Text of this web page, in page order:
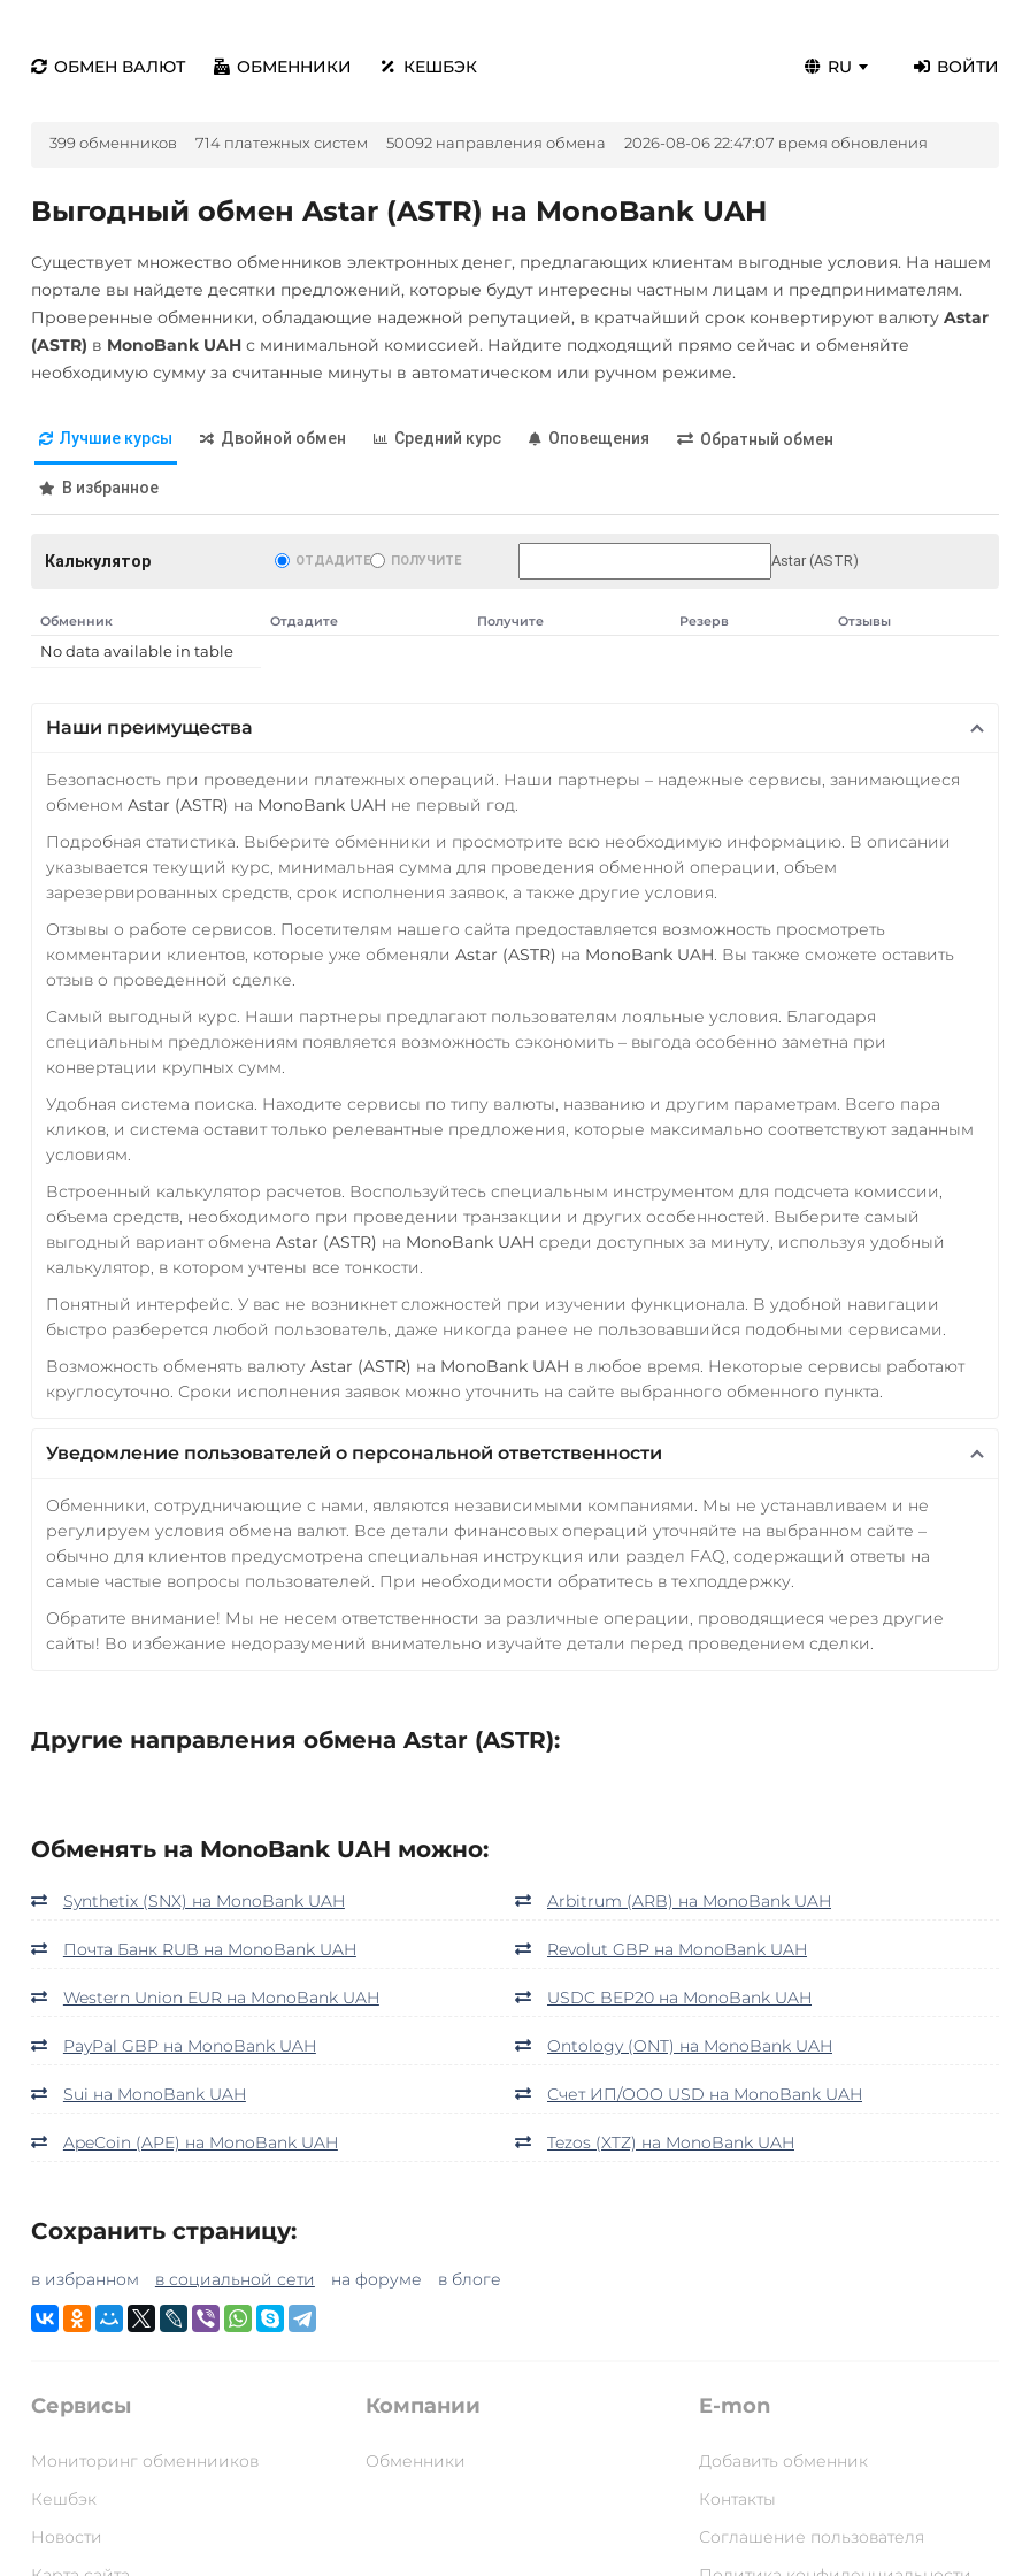
ОБМЕН ВАЛЮТ ОБМЕННИКИ КЕШБЭК RU ВОЙТИ
399 обменников 714 платежных систем 50092 направления обмена 2026-08-06 22:47:07 время обновления
Выгодный обмен Astar (ASTR) на MonoBank UAH
Существует множество обменников электронных денег, предлагающих клиентам выгодные условия. На нашем
портале вы найдете десятки предложений, которые будут интересны частным лицам и предпринимателям.
Проверенные обменники, обладающие надежной репутацией, в кратчайший срок конвертируют валюту Astar
(ASTR) в MonoBank UAHс минимальной комиссией. Найдите подходящий прямо сейчас и обменяйте
необходимую сумму за считанные минуты в автоматическом или ручном режиме.
Лучшие курсы Двойной обмен Средний курс Оповещения Обратный обмен
В избранное
Калькулятор ОТДАДИТЕ ПОЛУЧИТЕ Astar (ASTR)
Обменник Отдадите Получите Резерв Отзывы
No data available in table
Наши преимущества
Безопасность при проведении платежных операций. Наши партнеры – надежные сервисы, занимающиеся
обменом Astar (ASTR) на MonoBank UAH не первый год.
Подробная статистика. Выберите обменники и просмотрите всю необходимую информацию. В описании
указывается текущий курс, минимальная сумма для проведения обменной операции, объем
зарезервированных средств, срок исполнения заявок, а также другие условия.
Отзывы о работе сервисов. Посетителям нашего сайта предоставляется возможность просмотреть
комментарии клиентов, которые уже обменяли Astar (ASTR) на MonoBank UAH. Вы также сможете оставить
отзыв о проведенной сделке.
Самый выгодный курс. Наши партнеры предлагают пользователям лояльные условия. Благодаря
специальным предложениям появляется возможность сэкономить – выгода особенно заметна при
конвертации крупных сумм.
Удобная система поиска. Находите сервисы по типу валюты, названию и другим параметрам. Всего пара
кликов, и система оставит только релевантные предложения, которые максимально соответствуют заданным
условиям.
Встроенный калькулятор расчетов. Воспользуйтесь специальным инструментом для подсчета комиссии,
объема средств, необходимого при проведении транзакции и других особенностей. Выберите самый
выгодный вариант обмена Astar (ASTR) на MonoBank UAH среди доступных за минуту, используя удобный
калькулятор, в котором учтены все тонкости.
Понятный интерфейс. У вас не возникнет сложностей при изучении функционала. В удобной навигации
быстро разберется любой пользователь, даже никогда ранее не пользовавшийся подобными сервисами.
Возможность обменять валюту Astar (ASTR) на MonoBank UAH в любое время. Некоторые сервисы работают
круглосуточно. Сроки исполнения заявок можно уточнить на сайте выбранного обменного пункта.
Уведомление пользователей о персональной ответственности
Обменники, сотрудничающие с нами, являются независимыми компаниями. Мы не устанавливаем и не
регулируем условия обмена валют. Все детали финансовых операций уточняйте на выбранном сайте –
обычно для клиентов предусмотрена специальная инструкция или раздел FAQ, содержащий ответы на
самые частые вопросы пользователей. При необходимости обратитесь в техподдержку.
Обратите внимание! Мы не несем ответственности за различные операции, проводящиеся через другие
сайты! Во избежание недоразумений внимательно изучайте детали перед проведением сделки.
Другие направления обмена Astar (ASTR):
Обменять на MonoBank UAH можно:
Synthetix (SNX) на MonoBank UAH Arbitrum (ARB) на MonoBank UAH
Почта Банк RUB на MonoBank UAH Revolut GBP на MonoBank UAH
Western Union EUR на MonoBank UAH USDC BEP20 на MonoBank UAH
PayPal GBP на MonoBank UAH Ontology (ONT) на MonoBank UAH
Sui на MonoBank UAH Счет ИП/ООО USD на MonoBank UAH
ApeCoin (APE) на MonoBank UAH Tezos (XTZ) на MonoBank UAH
Сохранить страницу:
в избранном в социальной сети на форуме в блоге
Сервисы
Мониторинг обменнииков
Кешбэк
Новости
Компании
Обменники
E-mon
Добавить обменник
Контакты
Соглашение пользователя